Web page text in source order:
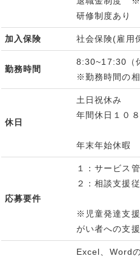
研修制度あり
加入保険 社会保険(雇用
勤務時間
8:30~17:30（
※勤務時間の
休日
土日祝休み
年間休日１０
年末年始休
応募要件
１：サービス
２：相談支援
※児童発達支
がい者への支
Excel、Word